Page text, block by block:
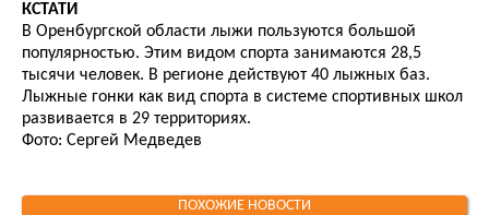
КСТАТИ
В Оренбургской области лыжи пользуются большой
популярностью. Этим видом спорта занимаются 28,5
тысячи человек. В регионе действуют 40 лыжных баз.
Лыжные гонки как вид спорта в системе спортивных школ
развивается в 29 территориях.
Фото: Сергей Медведев
ПОХОЖИЕ НОВОСТИ